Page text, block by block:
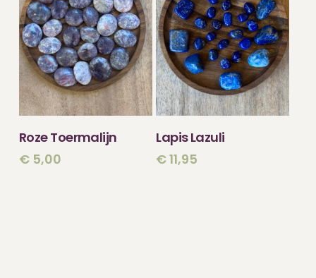
TOEVOEGEN
AAN WINKELWAGEN
Roze Toermalijn
€5,00
TOEVOEGEN
AAN WINKELWAGEN
Lapis Lazuli
€11,95